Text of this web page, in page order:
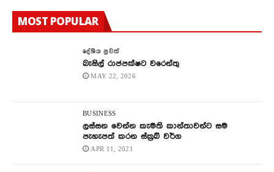
MOST POPULAR
දේශිය පුවත්
බැසිල් රාජපක්ෂට වරෙන්තු
MAY 22, 2026
BUSINESS
ලස්සන වෙන්න කැමති කාන්තාවන්ට සම
පැහැපත් කරන ස්ක්‍රබ් වර්ග
APR 11, 2021